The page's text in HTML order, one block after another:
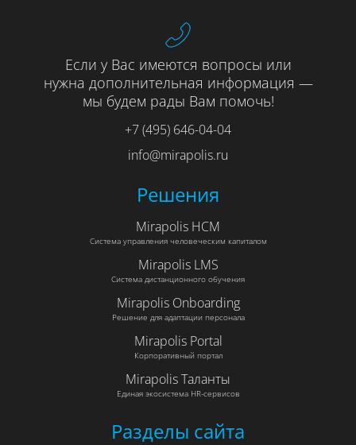
Если у Вас имеются вопросы или
нужна дополнительная информация —
мы будем рады Вам помочь!
+7 (495) 646-04-04
info@mirapolis.ru
Решения
Mirapolis HCM
Система управления человеческим капиталом
Mirapolis LMS
Система дистанционного обучения
Mirapolis Onboarding
Решение для адаптации персонала
Mirapolis Portal
Корпоративный портал
Mirapolis Таланты
Единая экосистема HR-сервисов
Разделы сайта